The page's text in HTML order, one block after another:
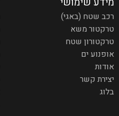
רכב שטח (באגי)
טרקטור משא
טרקטורון שטח
אופנוע ים
אודות
יצירת קשר
בלוג